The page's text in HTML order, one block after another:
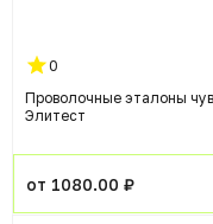
0
Проволочные эталоны
Элитест
от 1080.00 ₽